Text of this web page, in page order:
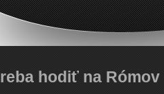
hodiť na Rómov